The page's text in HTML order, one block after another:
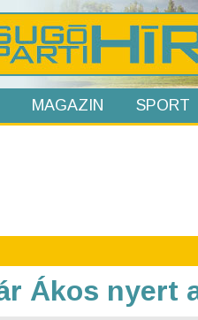
MAGAZIN SPORT
Ákos nyert